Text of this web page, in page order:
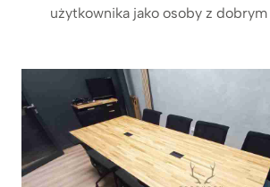
użytkownika jako osoby z